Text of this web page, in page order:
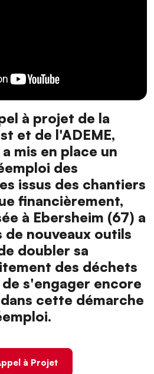
à projet de la
et de l'ADEME,
mis en place un
des
issus des chantiers
financièrement,
à Ebersheim (67) a
de nouveaux outils
doubler sa
des déchets
de s'engager encore
cette démarche
à Projet